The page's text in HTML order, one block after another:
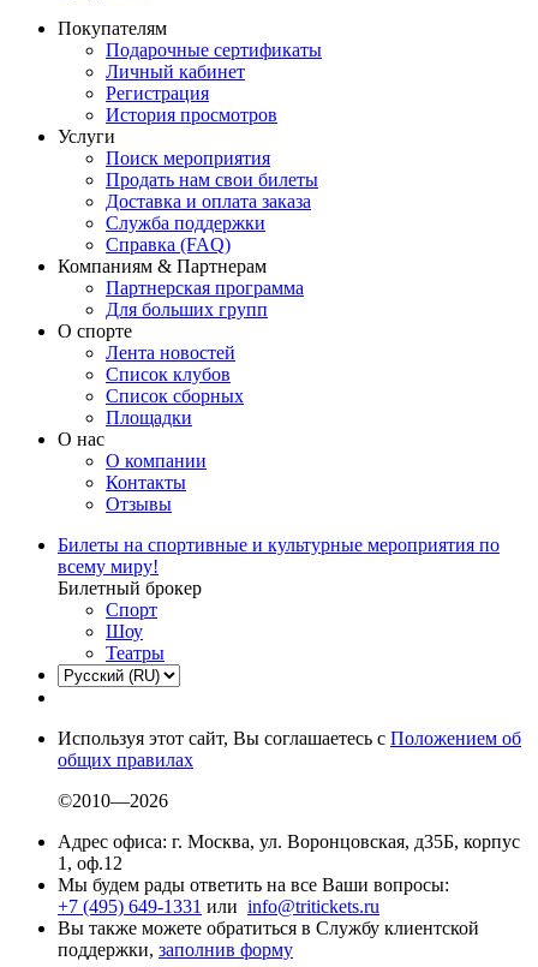
Покупателям
Подарочные сертификаты
Личный кабинет
Регистрация
История просмотров
Услуги
Поиск мероприятия
Продать нам свои билеты
Доставка и оплата заказа
Служба поддержки
Справка (FAQ)
Компаниям & Партнерам
Партнерская программа
Для больших групп
О спорте
Лента новостей
Список клубов
Список сборных
Площадки
О нас
О компании
Контакты
Отзывы
Билеты на спортивные и культурные мероприятия по
всему миру!
Билетный брокер
Спорт
Шоу
Театры
Используя этот сайт, Вы соглашаетесь с Положением об
общих правилах
©2010—2026
Адрес офиса: г. Москва, ул. Воронцовская, д35Б, корпус
1, оф.12
Мы будем рады ответить на все Ваши вопросы:
+7 (495) 649-1331 или info@tritickets.ru
Вы также можете обратиться в Службу клиентской
поддержки, заполнив форму